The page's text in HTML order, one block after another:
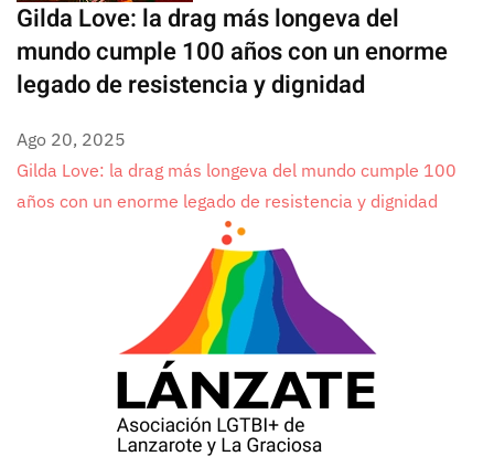
Gilda Love: la drag más longeva del
mundo cumple 100 años con un enorme
legado de resistencia y dignidad
Ago 20, 2025
Gilda Love: la drag más longeva del mundo cumple 100
años con un enorme legado de resistencia y dignidad